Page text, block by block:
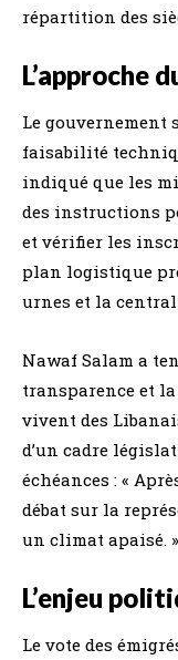
répartition des
L’approche
Le gouvernement
faisabilité
indiqué que les
des instructions
et vérifier les
plan logistique
urnes et la
Nawaf Salam a
transparence et
vivent des
d’un cadre
échéances : «
débat sur la
un climat apaisé. »
L’enjeu
Le vote des